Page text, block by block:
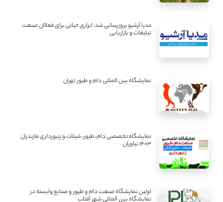
مدیا آرشیو بروزرسانی شد: ابزاری حیاتی برای فعالان صنعت
تبلیغات و بازاریابی
نمایشگاه بین المللی دام و طیور تهران
نمایشگاه تخصصی دام، طیور، شیلات و زنبورداری مازندران
1403 نیاوران
اولین نمایشگاه صنعت دام و طیور و صنایع وابسته در
نمایشگاه بین المللی شهر آفتاب